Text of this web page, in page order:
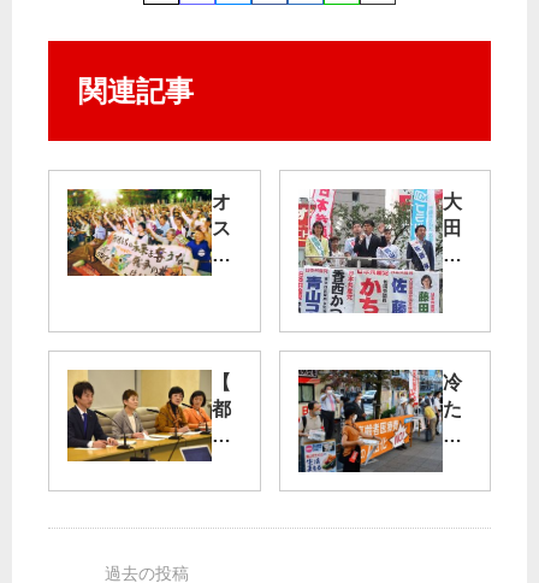
関連記事
オ
ス
プ
配
撤
回
求
る
大
田
に
複
数
の
都
議
を
山
【
都
議
】
冷
た
い
政
治